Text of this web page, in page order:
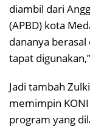
diambil dari
(APBD) kota
dananya
tapat
Jadi tambah
memimpin
program yang